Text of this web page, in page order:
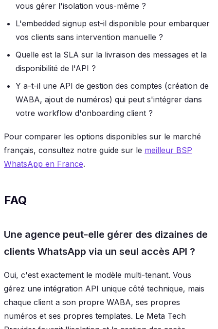
vous gérer l'isolation vous-même ?
L'embedded signup est-il disponible pour embarquer
vos clients sans intervention manuelle ?
Quelle est la SLA sur la livraison des messages et la
disponibilité de l'API ?
Y a-t-il une API de gestion des comptes (création de
WABA, ajout de numéros) qui peut s'intégrer dans
votre workflow d'onboarding client ?
Pour comparer les options disponibles sur le marché
français, consultez notre guide sur le meilleur BSP
WhatsApp en France.
FAQ
Une agence peut-elle gérer des dizaines de
clients WhatsApp via un seul accès API ?
Oui, c'est exactement le modèle multi-tenant. Vous
gérez une intégration API unique côté technique, mais
chaque client a son propre WABA, ses propres
numéros et ses propres templates. Le Meta Tech